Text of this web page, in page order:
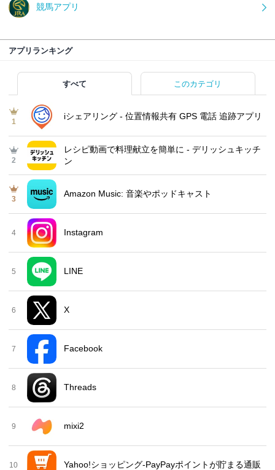
競馬アプリ
アプリランキング
すべて このカテゴリ
1
iシェアリング - 位置情報共有 GPS 電話 追跡アプリ
2
レシピ動画で料理献立を簡単‪に - デリッシュキッチ
ン
3
Amazon Music: 音楽やポッドキャスト
4 Instagram
5 LINE
6 X
7 Facebook
8 Threads
9 mixi2
10 Yahoo!ショッピング-PayPayポイントが貯まる通販